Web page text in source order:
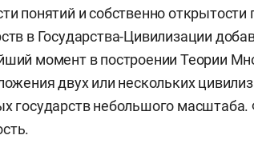
понятий и собственно
в Государства-Цивилизации
момент в построении Теории
двух или нескольких
государств небольшого